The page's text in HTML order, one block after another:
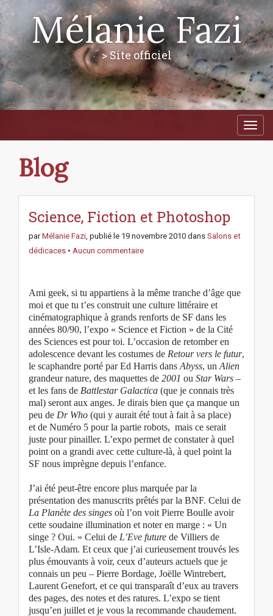
Mélanie Fazi
> Site officiel
M
i
i
Blog
Science, Fiction et Photoshop
parMélanie Fazi, publié le 19 novembre 2010 dans Salons et
dédicaces • Aucun commentaire
Ami geek, si tu appartiens à la même tranche d’âge que
moi et que tu t’es construit une culture littéraire et
cinématographique à grands renforts de SF dans les
années 80/90, l’expo « Science et Fiction » de la Cité
des Sciences est pour toi. L’occasion de retomber en
adolescence devant les costumes de Retour vers le futur,
le scaphandre porté par Ed Harris dans Abyss, un Alien
grandeur nature, des maquettes de 2001 ou Star Wars –
et les fans de Battlestar Galactica (que je connais très
mal) seront aux anges. Je dirais bien que ça manque un
peu de Dr Who (qui y aurait été tout à fait à sa place)
et de Numéro 5 pour la partie robots, mais ce serait
juste pour pinailler. L’expo permet de constater à quel
point on a grandi avec cette culture-là, à quel point la
SF nous imprègne depuis l’enfance.
J’ai été peut-être encore plus marquée par la
présentation des manuscrits prêtés par la BNF. Celui de
La Planète des singes où l’on voit Pierre Boulle avoir
cette soudaine illumination et noter en marge : « Un
singe ? Oui. » Celui de L’Eve future de Villiers de
L’Isle-Adam. Et ceux que j’ai curieusement trouvés les
plus émouvants à voir, ceux d’auteurs actuels que je
connais un peu – Pierre Bordage, Joëlle Wintrebert,
Laurent Genefort, et ce qui transparaît d’eux au travers
des pages, des notes et des ratures. L’expo se tient
jusqu’en juillet et je vous la recommande chaudement.